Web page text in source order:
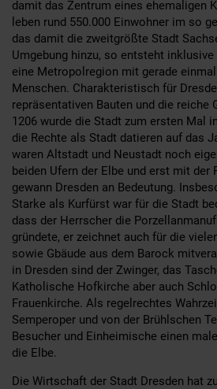
damit das Zentrum eines ehemaligen
leben rund 550.000 Einwohner im so
das damit die zweitgrößte Stadt
Umgebung hinzu, so entsteht inklusive
eine Metropolregion mit gerade
Menschen. Charakteristisch für
repräsentativen Bauten und die reiche
1206 wurde die Stadt zum ersten Mal
die Rechte als Stadt datieren auf das
waren Altstadt und Neustadt noch
beiden Ufern der Elbe und erst mit der
gewann Dresden an Bedeutung.
Starke als Kurfürst war für die Stadt
dass der Herrscher die
gründete, er zeichnet auch für die
sowie Gbäude aus dem Barock
in Dresden sind der Zwinger, das
Katholische Hofkirche aber auch
Frauenkirche. Als regelrechtes
Semperoper und von der Brühlschen
Besucher und Einheimische einen
die Elbe.
Die Wirtschaft der Stadt Dresden hat